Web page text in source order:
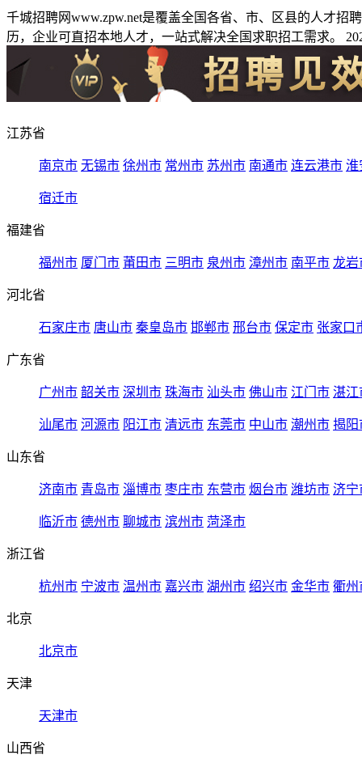
千城招聘网www.zpw.net是覆盖全国各省、市、区县的人才
历，企业可直招本地人才，一站式解决全国求职招工需求。
江苏省
南京市 无锡市 徐州市 常州市 苏州市 南通市 连云港市 淮
宿迁市
福建省
福州市 厦门市 莆田市 三明市 泉州市 漳州市 南平市 龙岩
河北省
石家庄市 唐山市 秦皇岛市 邯郸市 邢台市 保定市 张家口
广东省
广州市 韶关市 深圳市 珠海市 汕头市 佛山市 江门市 湛江
汕尾市 河源市 阳江市 清远市 东莞市 中山市 潮州市 揭阳
山东省
济南市 青岛市 淄博市 枣庄市 东营市 烟台市 潍坊市 济宁
临沂市 德州市 聊城市 滨州市 菏泽市
浙江省
杭州市 宁波市 温州市 嘉兴市 湖州市 绍兴市 金华市 衢州
北京
北京市
天津
天津市
山西省